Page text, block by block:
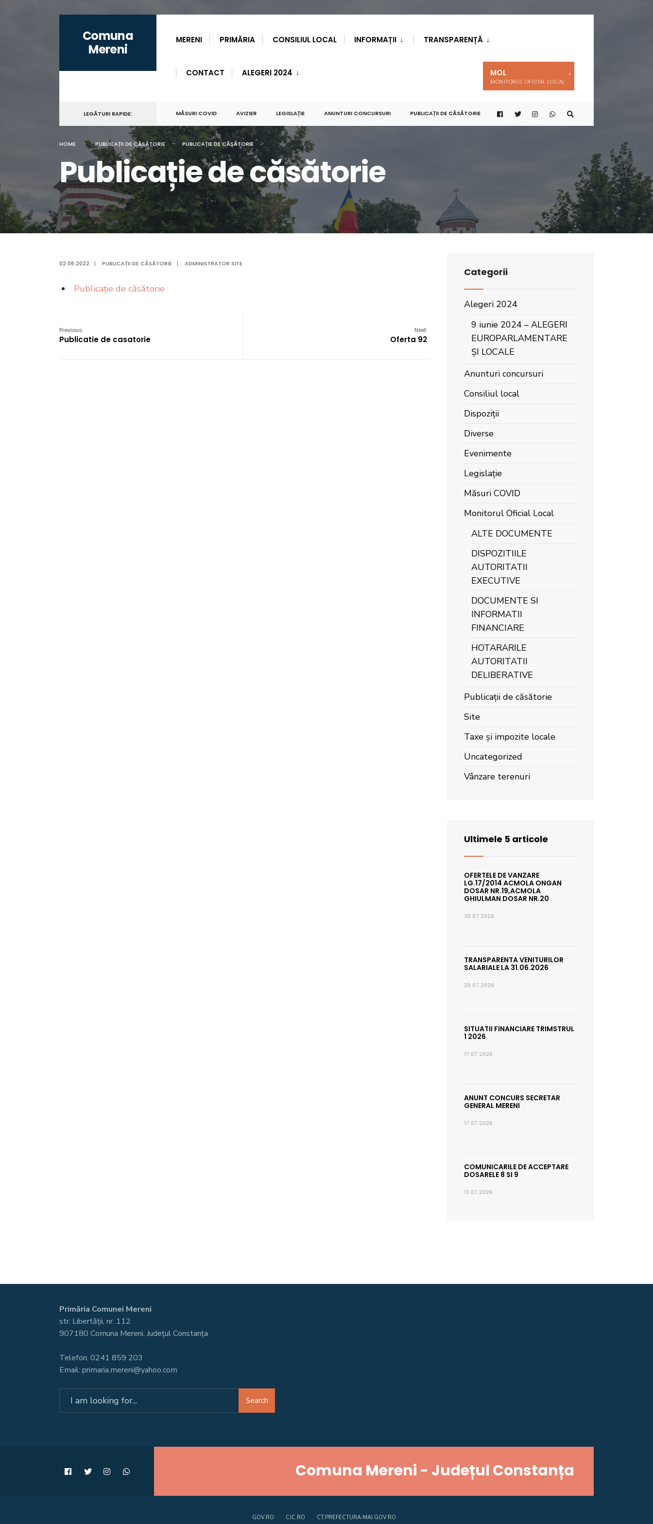
content
Comuna
Mereni
MERENI PRIMĂRIA CONSILIUL LOCAL INFORMAȚII TRANSPARENȚĂ
MOL
MONITORUL OFICIAL LOCAL
CONTACT ALEGERI 2024
LEGĂTURI RAPIDE: MĂSURI COVID AVIZIER LEGISLAȚIE ANUNTURI CONCURSURI PUBLICAȚII DE CĂSĂTORIE
HOME PUBLICAȚII DE CĂSĂTORIE PUBLICAȚIE DE CĂSĂTORIE
Publicație de căsătorie
02.06.2022 | PUBLICAȚII DE CĂSĂTORIE | ADMINISTRATOR SITE
Publicație de căsătorie
Previous:
Publicatie de casatorie
Next:
Oferta 92
Categorii
Alegeri 2024
9 iunie 2024 – ALEGERI
EUROPARLAMENTARE
ȘI LOCALE
Anunturi concursuri
Consiliul local
Dispoziții
Diverse
Evenimente
Legislație
Măsuri COVID
Monitorul Oficial Local
ALTE DOCUMENTE
DISPOZITIILE
AUTORITATII
EXECUTIVE
DOCUMENTE SI
INFORMATII
FINANCIARE
HOTARARILE
AUTORITATII
DELIBERATIVE
Publicații de căsătorie
Site
Taxe și impozite locale
Uncategorized
Vânzare terenuri
Ultimele 5 articole
OFERTELE DE VANZARE
LG.17/2014 ACMOLA ONGAN
DOSAR NR.19,ACMOLA
GHIULMAN DOSAR NR.20
30.07.2026
TRANSPARENTA VENITURILOR
SALARIALE LA 31.06.2026
20.07.2026
SITUATII FINANCIARE TRIMSTRUL
1 2026
17.07.2026
ANUNT CONCURS SECRETAR
GENERAL MERENI
17.07.2026
COMUNICARILE DE ACCEPTARE
DOSARELE 8 SI 9
13.07.2026
Primăria Comunei Mereni
str. Libertății, nr. 112
907180 Comuna Mereni, Județul Constanța
Telefon: 0241 859 203
Email: primaria.mereni@yahoo.com
Search
Comuna Mereni - Județul Constanța
GOV.RO CJC.RO CT.PREFECTURA.MAI.GOV.RO